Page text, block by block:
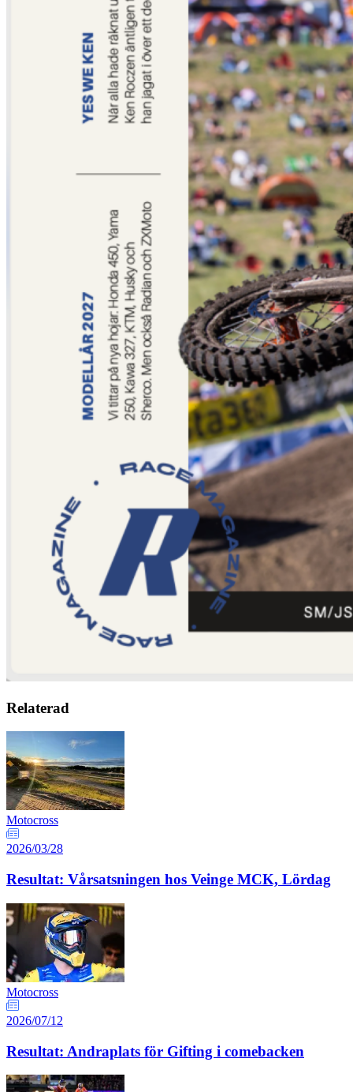
Relaterad
Motocross
2026/03/28
Resultat: Vårsatsningen hos Veinge MCK, Lördag
Motocross
2026/07/12
Resultat: Andraplats för Gifting i comebacken